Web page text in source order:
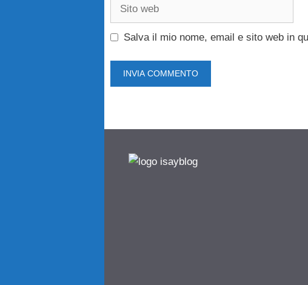
Salva il mio nome, email e sito web in